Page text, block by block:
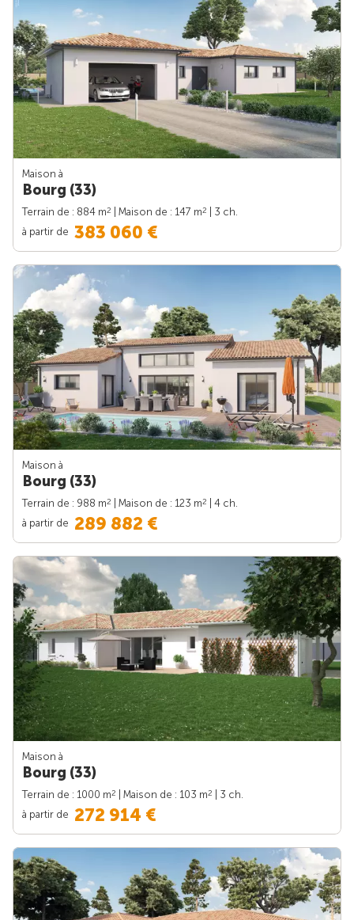
Maison à
Bourg (33)
Terrain de : 884 m2 | Maison de : 147 m2
| 3 ch.
à partir de 383 060 €
Maison à
Bourg (33)
Terrain de : 988 m2 | Maison de : 123 m2
| 4 ch.
à partir de 289 882 €
Maison à
Bourg (33)
Terrain de : 1000 m2 | Maison de : 103 m2
| 3 ch.
à partir de 272 914 €